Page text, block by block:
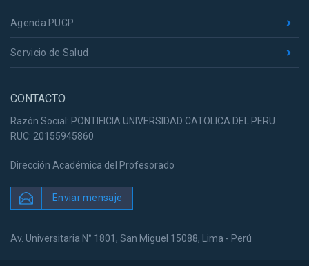
Agenda PUCP
Servicio de Salud
CONTACTO
Razón Social: PONTIFICIA UNIVERSIDAD CATOLICA DEL PERU
RUC: 20155945860
Dirección Académica del Profesorado
Enviar mensaje
Av. Universitaria N° 1801, San Miguel 15088, Lima - Perú